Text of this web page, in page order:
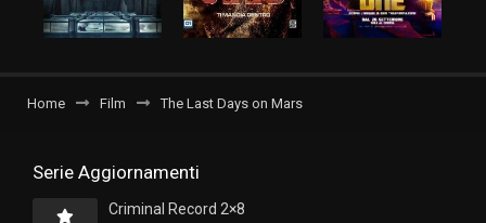
Home Film The Last Days on Mars
Serie Aggiornamenti
Criminal Record 2×8